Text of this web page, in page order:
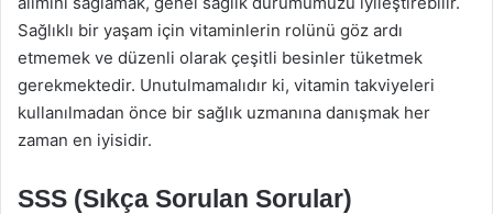
Sağlıklı bir yaşam için vitaminlerin rolünü göz ardı
etmemek ve düzenli olarak çeşitli besinler tüketmek
gerekmektedir. Unutulmamalıdır ki, vitamin takviyeleri
kullanılmadan önce bir sağlık uzmanına danışmak her
zaman en iyisidir.
SSS (Sıkça Sorulan Sorular)